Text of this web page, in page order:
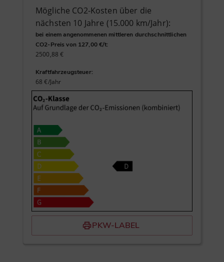
Mögliche CO2-Kosten über die
nächsten 10 Jahre (15.000 km/Jahr):
bei einem angenommenen mittleren durchschnittlichen
CO2-Preis von 127,00 €/t:
2500,88 €
Kraftfahrzeugsteuer:
68 €/Jahr
PKW-LABEL